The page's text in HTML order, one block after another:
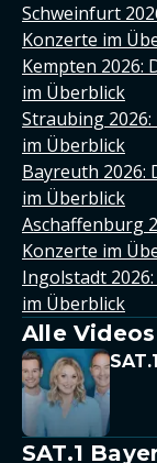
Schweinfurt
Konzerte im
Kempten 2026:
im Überblick
Straubing
im Überblick
Bayreuth 2026:
im Überblick
Aschaffenburg
Konzerte im
Ingolstadt
im Überblick
Alle
SAT.1